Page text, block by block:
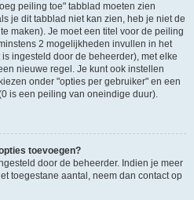
peiling toe" tabblad moeten zien
je dit tabblad niet kan zien, heb je niet de
maken). Je moet een titel voor de peiling
2 mogelijkheden invullen in het
ingesteld door de beheerder), met elke
nieuwe regel. Je kunt ook instellen
onder "opties per gebruiker" en een
is een peiling van oneindige duur).
toevoegen?
door de beheerder. Indien je meer
toegestane aantal, neem dan contact op